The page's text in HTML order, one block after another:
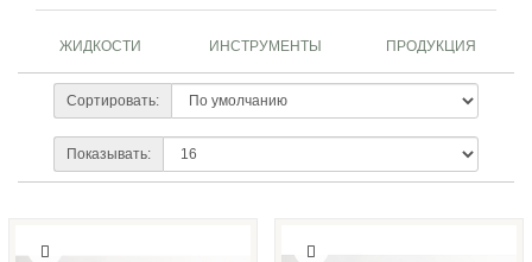
ЖИДКОСТИ ИНСТРУМЕНТЫ ПРОДУКЦИЯ
Сортировать:
Показывать: